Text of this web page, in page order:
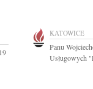
KATOWICE
Panu
Usługowych